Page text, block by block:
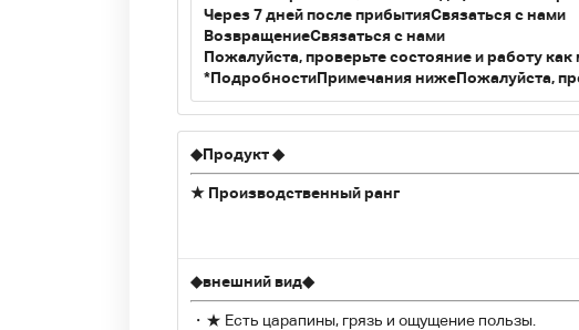
Через 7 дней после прибытияСвязаться с нами
ВозвращениеСвязаться с нами
Пожалуйста, проверьте состояние и работу
*ПодробностиПримечания нижеПожалуйста,
◆Продукт◆
★ Производственный ранг
◆внешний вид◆
・★ Есть царапины, грязь и ощущение пользы.